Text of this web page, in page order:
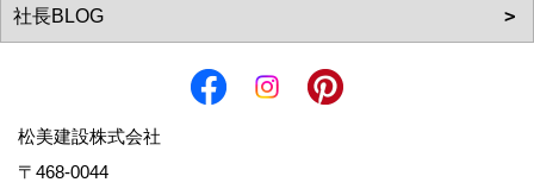
松美建設株式会社
〒468-0044